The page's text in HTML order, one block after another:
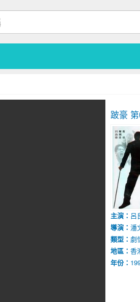
跛豪
主演： 呂
導演： 潘
類型： 劇
地區： 香
年份：